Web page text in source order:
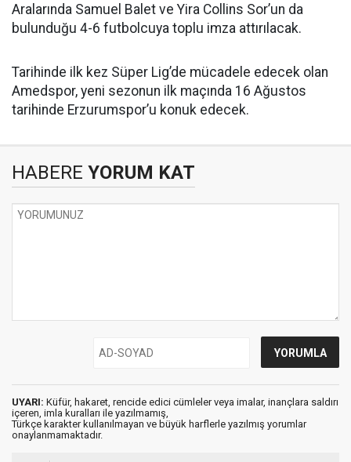
Aralarında Samuel Balet ve Yira Collins Sor’un da
bulunduğu 4-6 futbolcuya toplu imza attırılacak.
Tarihinde ilk kez Süper Lig’de mücadele edecek olan
Amedspor, yeni sezonun ilk maçında 16 Ağustos
tarihinde Erzurumspor’u konuk edecek.
HABERE YORUM KAT
UYARI: Küfür, hakaret, rencide edici cümleler veya imalar, inançlara saldırı
içeren, imla kuralları ile yazılmamış,
Türkçe karakter kullanılmayan ve büyük harflerle yazılmış yorumlar
onaylanmamaktadır.